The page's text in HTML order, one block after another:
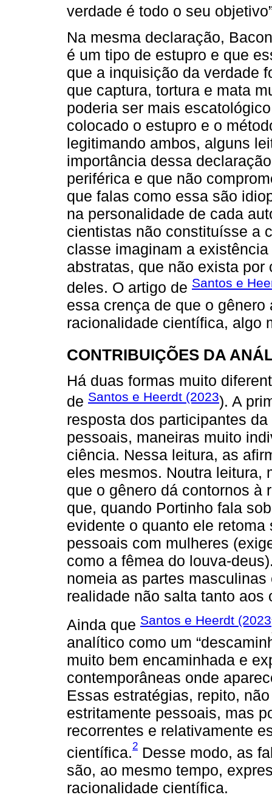
verdade é todo o seu
Na mesma declaração,
é um tipo de estupro e que
que a inquisição da verdade
que captura, tortura e mata
poderia ser mais
colocado o estupro e o
legitimando ambos, alguns
importância dessa
periférica e que não
que falas como essa são
na personalidade de cada
cientistas não constituísse a
classe imaginam a
abstratas, que não exista
deles. O artigo de Santos e
essa crença de que o
racionalidade científica, algo
CONTRIBUIÇÕES DA
Há duas formas muito
de Santos e Heerdt (2023). A
resposta dos participantes
pessoais, maneiras muito
ciência. Nessa leitura, as
eles mesmos. Noutra leitura,
que o gênero dá contornos à
que, quando Portinho fala
evidente o quanto ele
pessoais com mulheres
como a fêmea do louva-
nomeia as partes
realidade não salta tanto aos
Ainda que Santos e Heerdt (2023
analítico como um
muito bem encaminhada e
contemporâneas onde
Essas estratégias, repito,
estritamente pessoais, mas
recorrentes e relativamente
científica.2 Desse modo, as
são, ao mesmo tempo,
racionalidade científica.